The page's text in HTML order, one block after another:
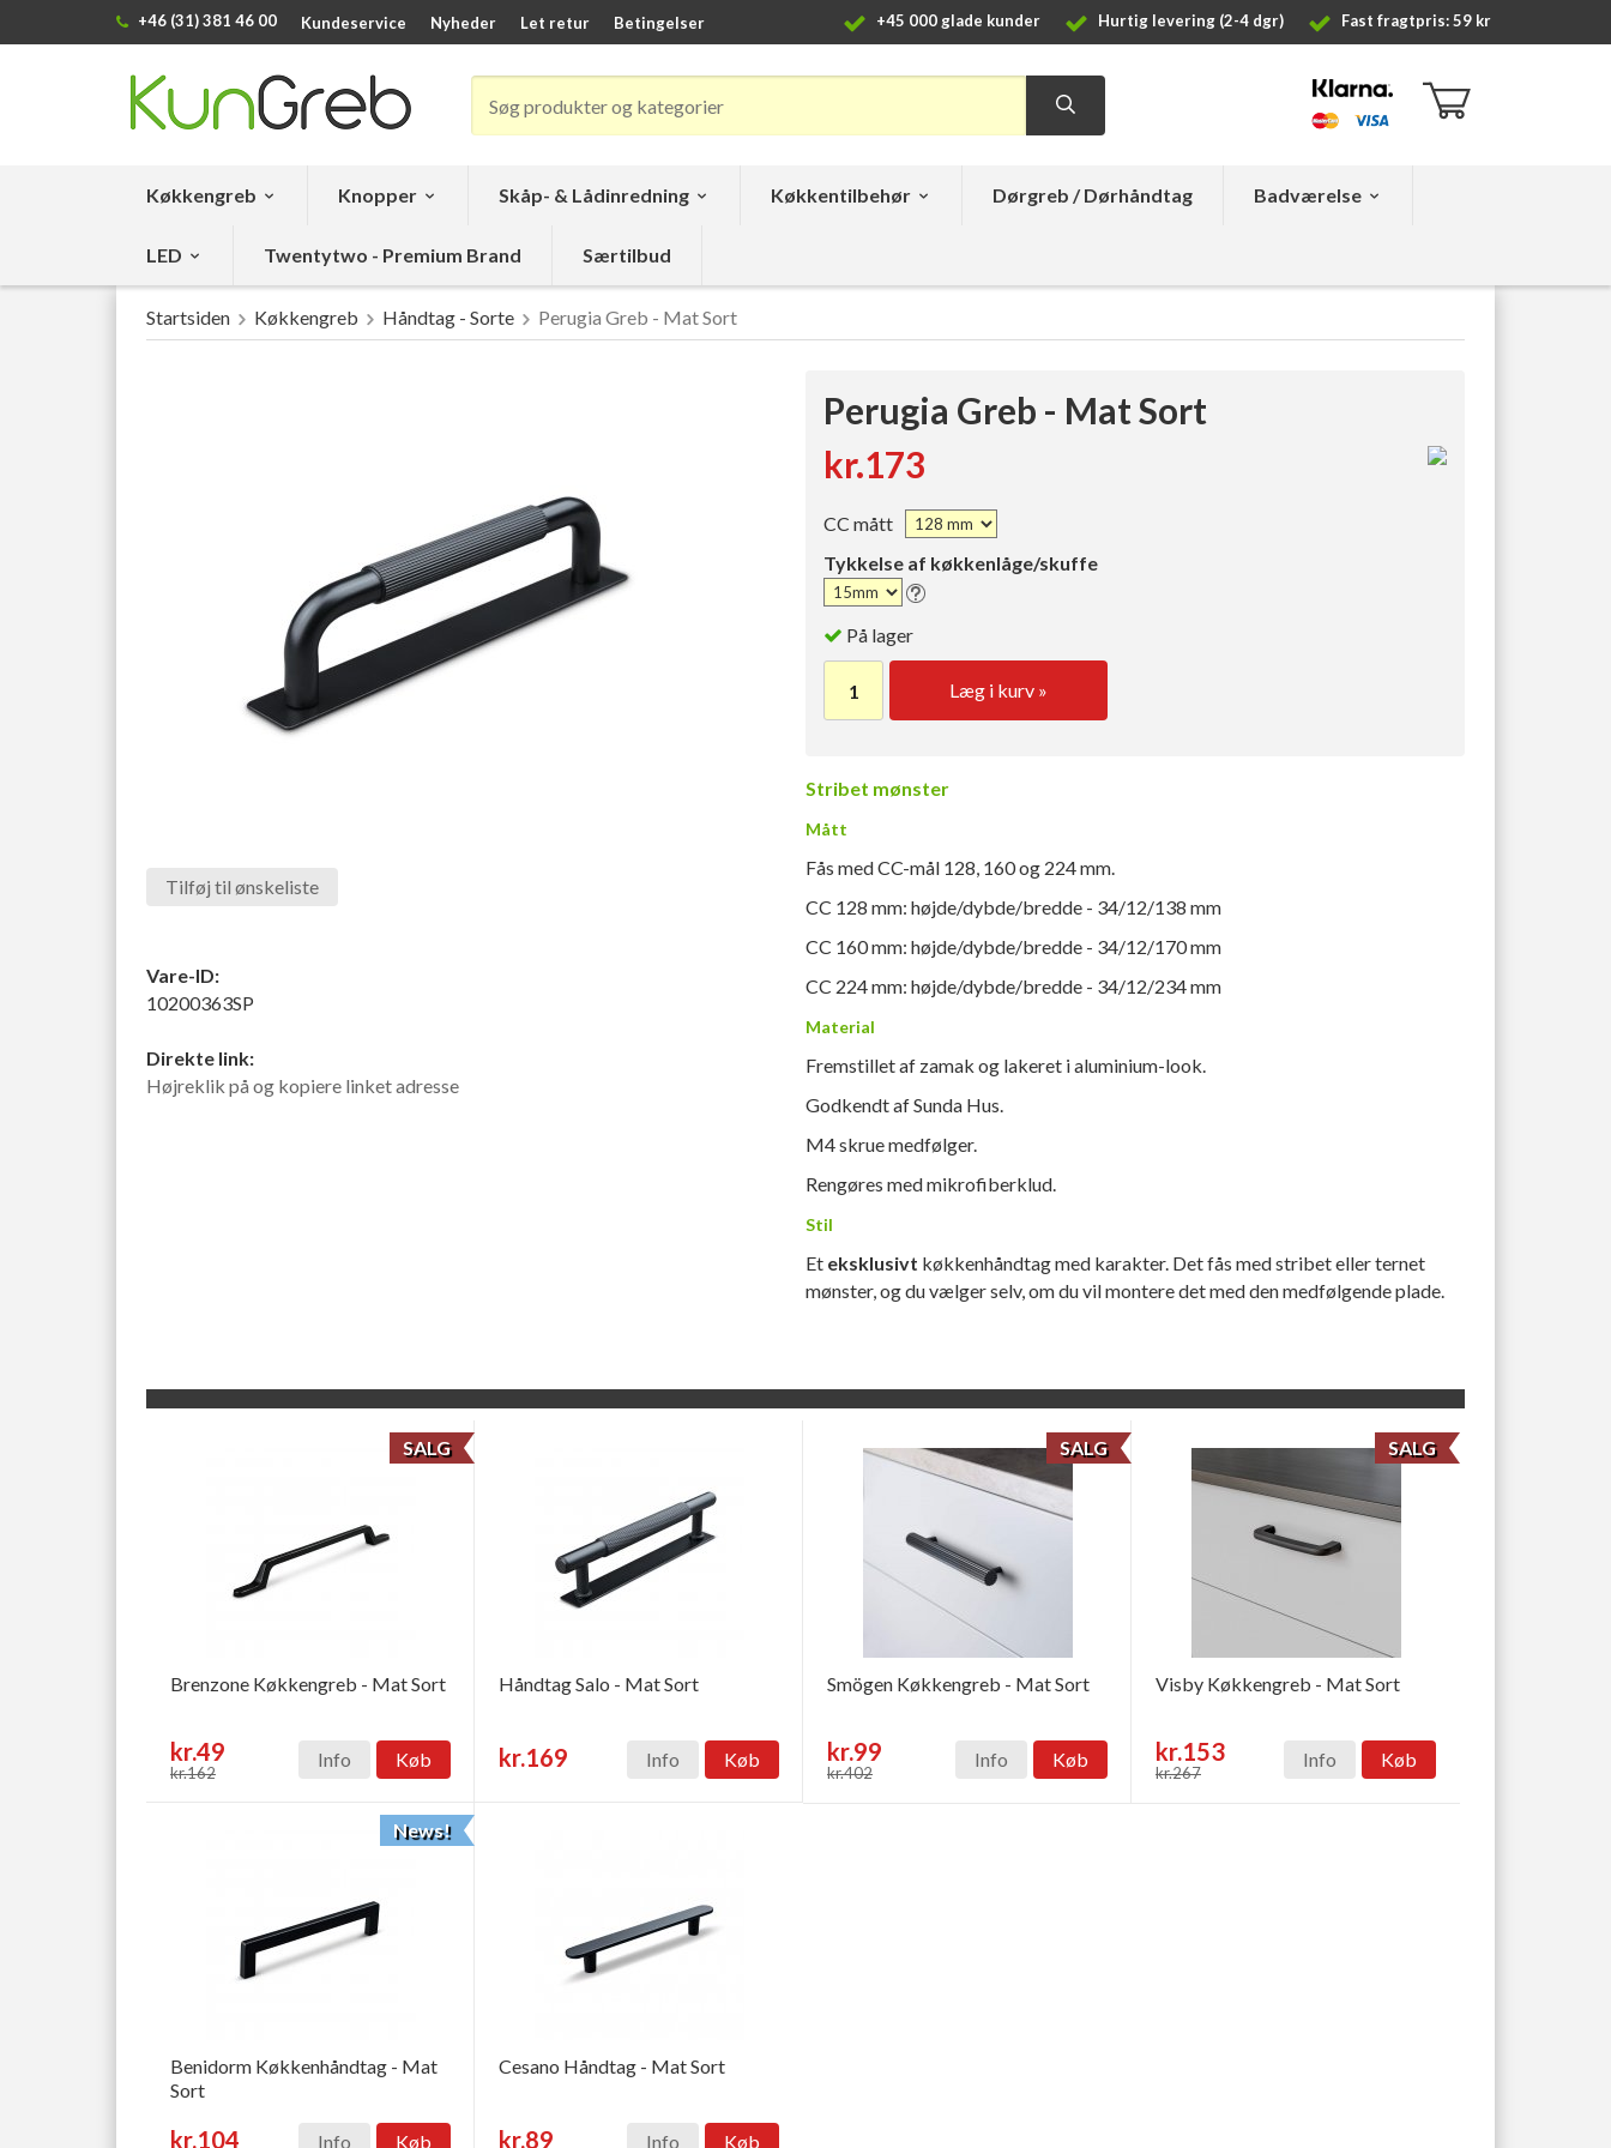
+46 (31) 381 46 00 Kundeservice Nyheder Let retur Betingelser +45 000 glade kunder Hurtig levering (2-4 dgr) Fast fragtpris: 59 kr
Køkkengreb Knopper Skåp- & Lådinredning Køkkentilbehør Dørgreb / Dørhåndtag Badværelse
LED Twentytwo - Premium Brand Særtilbud
Startsiden Køkkengreb Håndtag - Sorte Perugia Greb - Mat Sort
Perugia Greb - Mat Sort
kr.173
CC mått
Tykkelse af køkkenlåge/skuffe
På lager
Læg i kurv »
Stribet mønster
Mått
Fås med CC-mål 128, 160 og 224 mm.
CC 128 mm: højde/dybde/bredde - 34/12/138 mm
CC 160 mm: højde/dybde/bredde - 34/12/170 mm
CC 224 mm: højde/dybde/bredde - 34/12/234 mm
Material
Fremstillet af zamak og lakeret i aluminium-look.
Godkendt af Sunda Hus.
M4 skrue medfølger.
Rengøres med mikrofiberklud.
Stil
Et eksklusivt køkkenhåndtag med karakter. Det fås med stribet eller ternet
mønster, og du vælger selv, om du vil montere det med den medfølgende plade.
Tilføj til ønskeliste
Vare-ID:
10200363SP
Direkte link:
Højreklik på og kopiere linket adresse
SALG
Brenzone Køkkengreb - Mat Sort
kr.49
kr.162
Info Køb
Håndtag Salo - Mat Sort
kr.169 Info Køb
SALG
Smögen Køkkengreb - Mat Sort
kr.99
kr.402
Info Køb
SALG
Visby Køkkengreb - Mat Sort
kr.153
kr.267
Info Køb
News!
Benidorm Køkkenhåndtag - Mat
Sort
kr.104 Info Køb
Cesano Håndtag - Mat Sort
kr.89 Info Køb